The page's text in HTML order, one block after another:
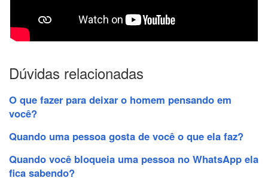
Dúvidas relacionadas
O que fazer para deixar o homem pensando em
você?
Quando uma pessoa gosta de você o que ela faz?
Quando você bloqueia uma pessoa no WhatsApp ela
fica sabendo?